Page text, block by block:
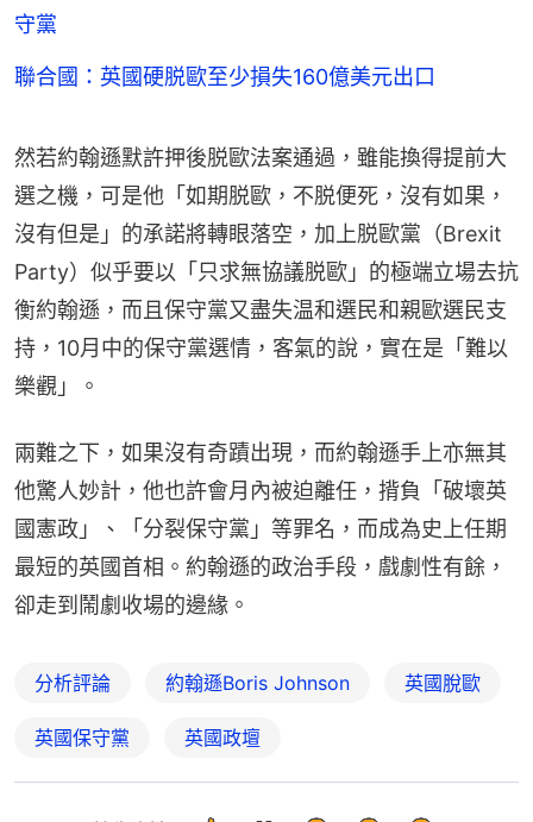
守黨
聯合國：英國硬脱歐至少損失160億美元出口
然若約翰遜默許押後脱歐法案通過，雖能換得提前大
選之機，可是他「如期脱歐，不脱便死，沒有如果，
沒有但是」的承諾將轉眼落空，加上脱歐黨（Brexit
Party）似乎要以「只求無協議脱歐」的極端立場去抗
衡約翰遜，而且保守黨又盡失温和選民和親歐選民支
持，10月中的保守黨選情，客氣的說，實在是「難以
樂觀」。
兩難之下，如果沒有奇蹟出現，而約翰遜手上亦無其
他驚人妙計，他也許會月內被迫離任，揹負「破壞英
國憲政」、「分裂保守黨」等罪名，而成為史上任期
最短的英國首相。約翰遜的政治手段，戲劇性有餘，
卻走到鬧劇收場的邊緣。
分析評論 約翰遜Boris Johnson 英國脫歐
英國保守黨 英國政壇